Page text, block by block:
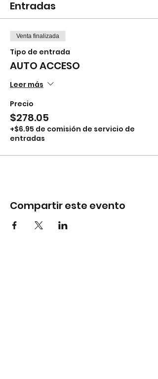
Entradas
Venta finalizada
Tipo de entrada
AUTO ACCESO
Leer más
Precio
$278.05
+$6.95 de comisión de servicio de
entradas
Compartir este evento